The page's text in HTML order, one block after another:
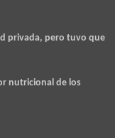
privada, pero tuvo que
nutricional de los